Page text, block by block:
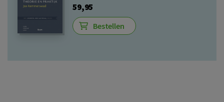
59,95
Bestellen